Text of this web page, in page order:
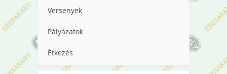
Versenyek
Pályázatok
Étkezés